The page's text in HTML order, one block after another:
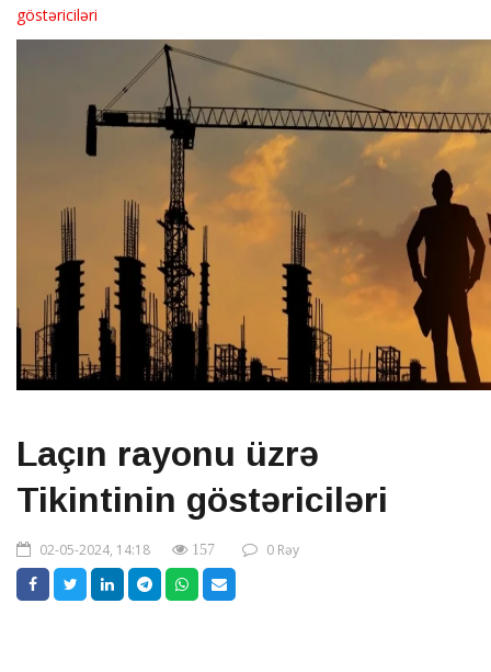
göstəriciləri
Laçın rayonu üzrə
Tikintinin göstəriciləri
02-05-2024, 14:18 157 0 Rəy